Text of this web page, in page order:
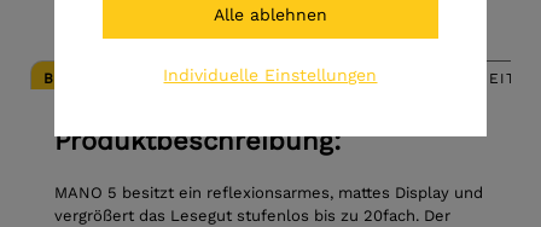
BESCHREIBUNG ANGABEN ZUR PRODUKTSICHERHEIT
Produktbeschreibung:
MANO 5 besitzt ein reflexionsarmes, mattes Display und
vergrößert das Lesegut ­stufenlos bis zu 20fach. Der
Individuelle Einstellungen